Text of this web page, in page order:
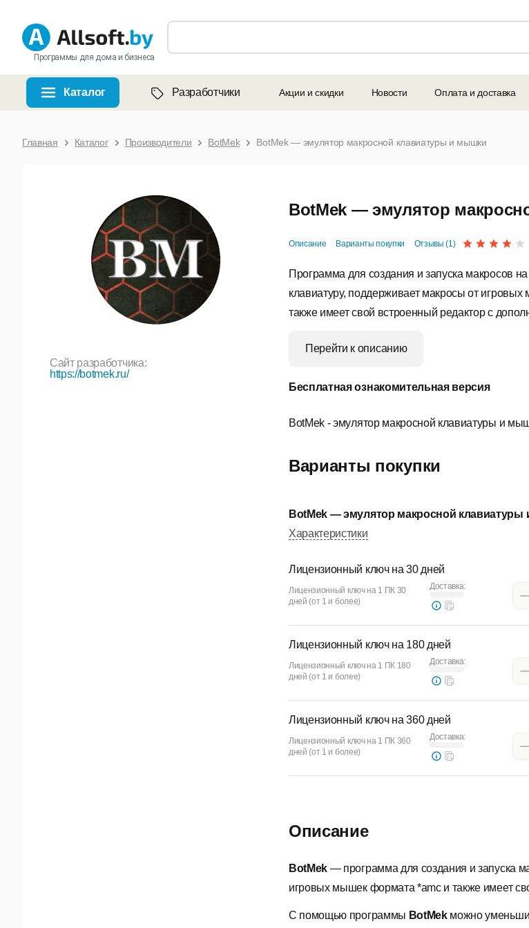
Программы для дома и бизнеса
Каталог Разработчики Акции и скидки Новости Оплата и доставка
Главная Каталог Производители BotMek BotMek — эмулятор макросной клавиатуры и мышки
BotMek — эмулятор
Описание Варианты покупки Отзывы (1)
Сайт разработчика:
https://botmek.ru/
Программа для создания и запуска макросов
клавиатуру, поддерживает макросы от
также имеет свой встроенный редактор с
Перейти к описанию
Бесплатная ознакомительная версия
BotMek - эмулятор макросной клавиатуры и
Описание
BotMek — программа для создания и запуска
игровых мышек формата *amc и также имеет
С помощью программы BotMekможно
Варианты покупки
BotMek — эмулятор макросной
Характеристики
Лицензионный ключ на 30 дней
Лицензионный ключ на 1 ПК 30
дней (от 1 и более)
Доставка:
Лицензионный ключ на 180 дней
Лицензионный ключ на 1 ПК 180
дней (от 1 и более)
Доставка:
Лицензионный ключ на 360 дней
Лицензионный ключ на 1 ПК 360
дней (от 1 и более)
Доставка: